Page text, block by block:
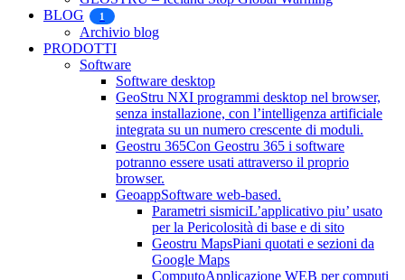
BLOG
1
Archivio blog
PRODOTTI
Software
Software desktop
GeoStru NXI programmi desktop nel browser,
senza installazione, con l’intelligenza artificiale
integrata su un numero crescente di moduli.
Geostru 365Con Geostru 365 i software
potranno essere usati attraverso il proprio
browser.
GeoappSoftware web-based.
Parametri sismiciL’applicativo piu’ usato
per la Pericolosità di base e di sito
Geostru MapsPiani quotati e sezioni da
Google Maps
ComputoApplicazione WEB per computi